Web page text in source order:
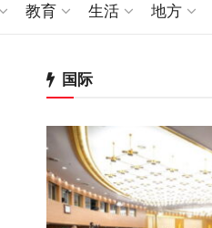
教育 生活 地方
国际